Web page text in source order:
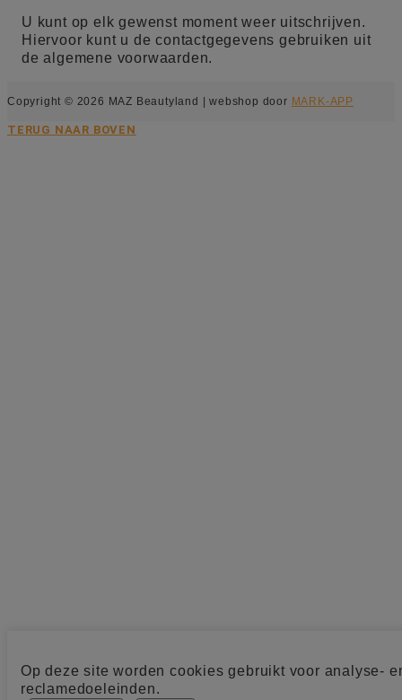
Op deze site worden cookies gebruikt voor analyse-
reclamedoeleinden.
U kunt op elk gewenst moment weer uitschrijven.
Hiervoor kunt u de contactgegevens gebruiken uit
de algemene voorwaarden.
Copyright © 2026 MAZ Beautyland | webshop door MARK-APP
TERUG NAAR BOVEN